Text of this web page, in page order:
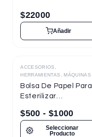
$22000
Añadir
ACCESORIOS,
HERRAMIENTAS, MÁQUINAS
Bolsa De Papel Para
Esterilizar
$500 - $1000
Seleccionar
Producto